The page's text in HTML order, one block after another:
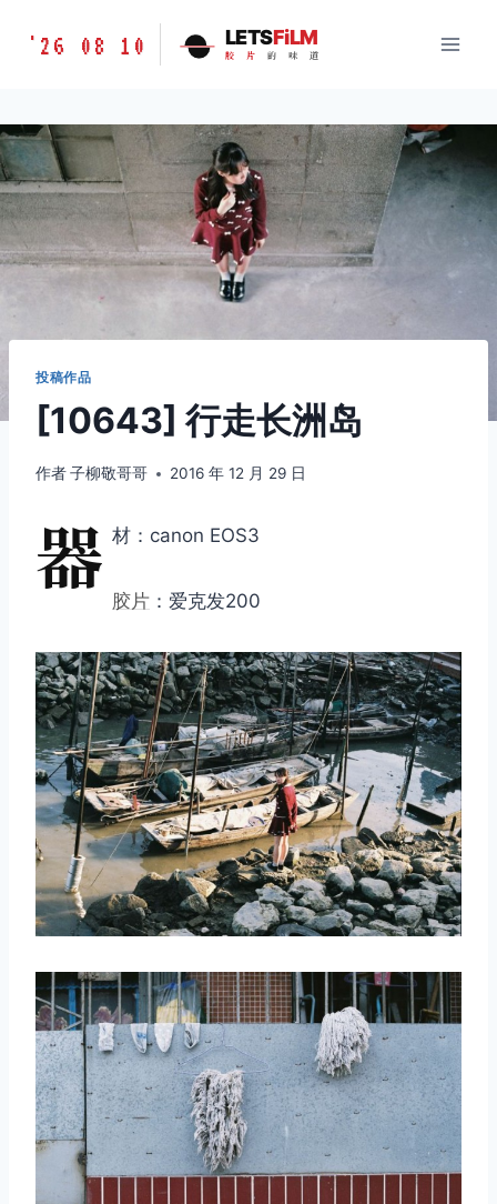
胶
味
道
LETSFILM
'26 08 10 LETSFiLM
胶 片 的 味 道
投稿作品
[10643] 行走长洲岛
作者子柳敬哥哥 2016 年 12 月 29 日
器 材：canon EOS3
胶片 ：爱克发200